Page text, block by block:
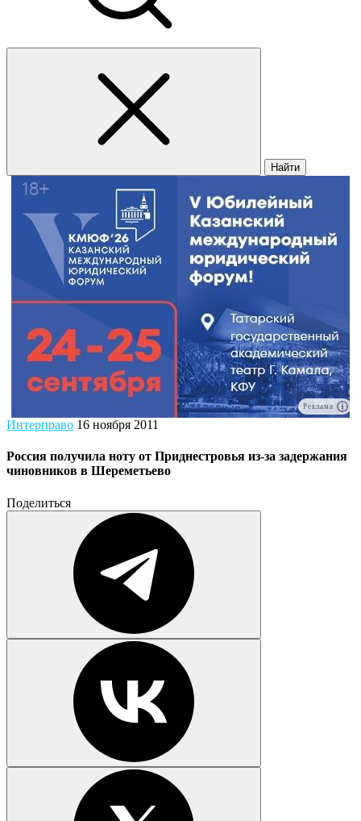
Найти
Реклама
Интерправо 16 ноября 2011
Россия получила ноту от Приднестровья из-за задержания
чиновников в Шереметьево
Поделиться